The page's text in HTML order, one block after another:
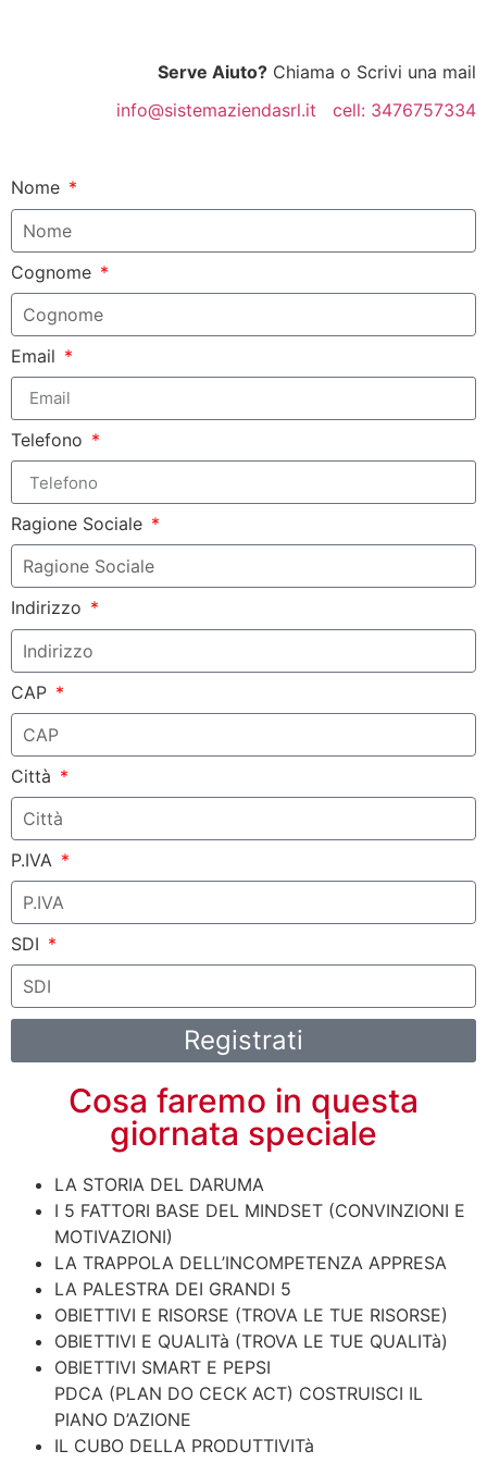
Serve Aiuto? Chiama o Scrivi una mail
info@sistemaziendasrl.it cell: 3476757334
Nome
Cognome
Email
Telefono
Ragione Sociale
Indirizzo
CAP
Città
P.IVA
SDI
Registrati
Cosa faremo in questa
giornata speciale
LA STORIA DEL DARUMA
I 5 FATTORI BASE DEL MINDSET (CONVINZIONI E
MOTIVAZIONI)
LA TRAPPOLA DELL’INCOMPETENZA APPRESA
LA PALESTRA DEI GRANDI 5
OBIETTIVI E RISORSE (TROVA LE TUE RISORSE)
OBIETTIVI E QUALITà (TROVA LE TUE QUALITà)
OBIETTIVI SMART E PEPSI
PDCA (PLAN DO CECK ACT) COSTRUISCI IL
PIANO D’AZIONE
IL CUBO DELLA PRODUTTIVITà